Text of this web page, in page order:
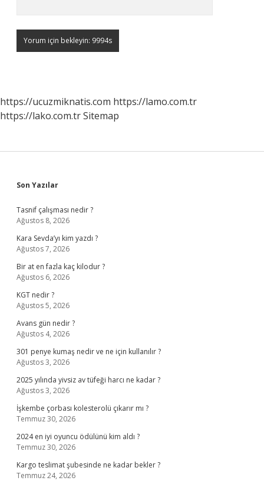
https://ucuzmiknatis.com https://lamo.com.tr
https://lako.com.trSitemap
Sidebar
Son Yazılar
Tasnif çalışması nedir ?
Ağustos 8, 2026
Kara Sevda’yı kim yazdı ?
Ağustos 7, 2026
Bir at en fazla kaç kilodur ?
Ağustos 6, 2026
KGT nedir ?
Ağustos 5, 2026
Avans gün nedir ?
Ağustos 4, 2026
301 penye kumaş nedir ve ne için kullanılır ?
Ağustos 3, 2026
2025 yılında yivsiz av tüfeği harcı ne kadar ?
Ağustos 3, 2026
İşkembe çorbası kolesterolü çıkarır mı ?
Temmuz 30, 2026
2024 en iyi oyuncu ödülünü kim aldı ?
Temmuz 30, 2026
Kargo teslimat şubesinde ne kadar bekler ?
Temmuz 24, 2026